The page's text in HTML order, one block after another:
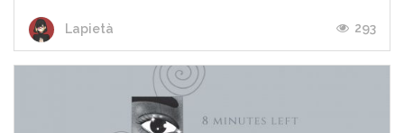
Lapietà 293